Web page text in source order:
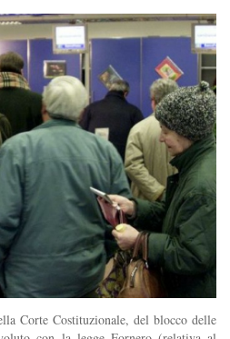
Corte Costituzionale, del blocco delle